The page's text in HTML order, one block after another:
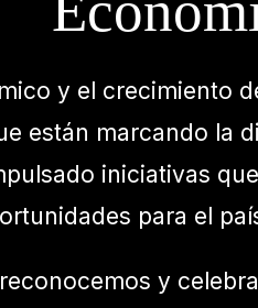
y el crecimiento
están marcando la
iniciativas
para el
y